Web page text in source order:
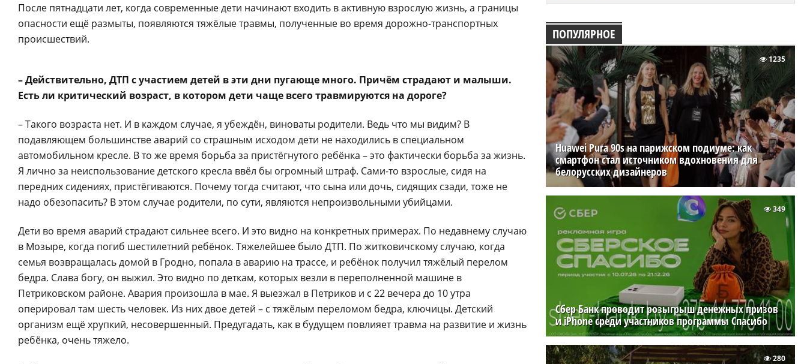
После пятнадцати лет, когда современные дети начинают входить в активную взрослую жизнь, а границы
опасности ещё размыты, появляются тяжёлые травмы, полученные во время дорожно-транспортных
происшествий.
– Действительно, ДТП с участием детей в эти дни пугающе много. Причём страдают и малыши.
Есть ли критический возраст, в котором дети чаще всего травмируются на дороге?
– Такого возраста нет. И в каждом случае, я убеждён, виноваты родители. Ведь что мы видим? В
подавляющем большинстве аварий со страшным исходом дети не находились в специальном
автомобильном кресле. В то же время борьба за пристёгнутого ребёнка – это фактически борьба за жизнь.
Я лично за неиспользование детского кресла ввёл бы огромный штраф. Сами-то взрослые, сидя на
передних сидениях, пристёгиваются. Почему тогда считают, что сына или дочь, сидящих сзади, тоже не
надо обезопасить? В этом случае родители, по сути, являются непроизвольными убийцами.
Дети во время аварий страдают сильнее всего. И это видно на конкретных примерах. По недавнему случаю
в Мозыре, когда погиб шестилетний ребёнок. Тяжелейшее было ДТП. По житковичскому случаю, когда
семья возвращалась домой в Гродно, попала в аварию на трассе, и ребёнок получил тяжёлый перелом
бедра. Слава богу, он выжил. Это видно по деткам, которых везли в переполненной машине в
Петриковском районе. Авария произошла в мае. Я выезжал в Петриков и с 22 вечера до 10 утра
оперировал там шесть человек. Из них двое детей – с тяжёлым переломом бедра, ключицы. Детский
организм ещё хрупкий, несовершенный. Предугадать, как в будущем повлияет травма на развитие и жизнь
ребёнка, очень тяжело.
ПОПУЛЯРНОЕ
Huawei Pura 90s на парижском подиуме: как
смартфон стал источником вдохновения для
белорусских дизайнеров
1235
Сбер Банк проводит розыгрыш денежных призов
и iPhone среди участников программы Спасибо
349
280